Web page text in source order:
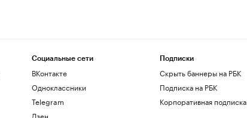
Социальные сети
ВКонтакте
Одноклассники
Telegram
Дзен
Подписки
Скрыть баннеры на РБК
Подписка на РБК
Корпоративная подписка